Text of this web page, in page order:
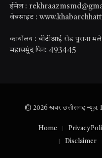
ईमेल :
वेबसाइट :
कार्यालय : बीटीआई रोड पुराना
महासमुंद पिन: 493445
© 2026 ख़बर छत्तीसगढ़ न्यूज़.
Home Privacy
Disclaimer